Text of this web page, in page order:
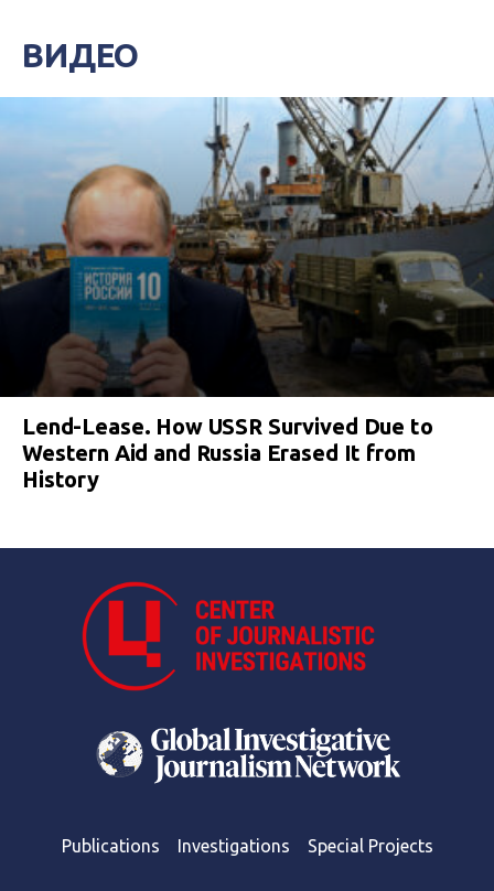
ВИДЕО
Lend-Lease. How USSR Survived Due to
Western Aid and Russia Erased It from
History
Publications Investigations Special Projects